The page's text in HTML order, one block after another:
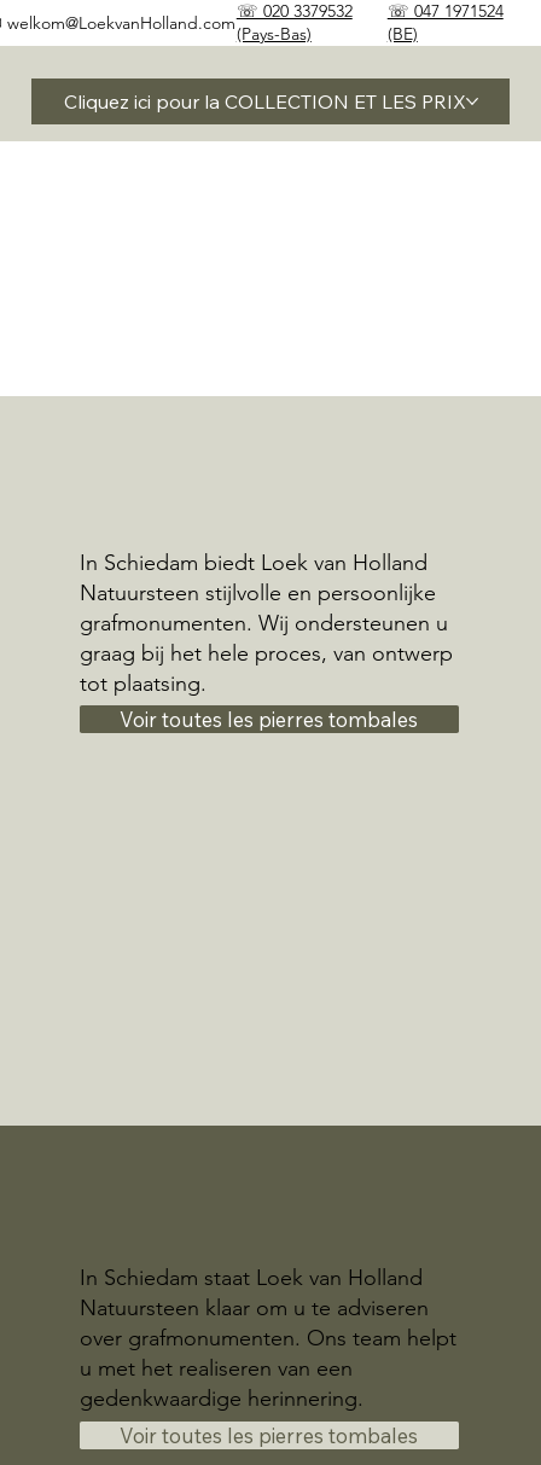
☏ 020 3379532
(Pays-Bas)
☏ 047 1971524
(BE)
welkom@LoekvanHolland.com
Cliquez ici pour la COLLECTION ET LES PRIX
In Schiedam biedt Loek van Holland
Natuursteen stijlvolle en persoonlijke
grafmonumenten. Wij ondersteunen u
graag bij het hele proces, van ontwerp
tot plaatsing.
Voir toutes les pierres tombales
In Schiedam staat Loek van Holland
Natuursteen klaar om u te adviseren
over grafmonumenten. Ons team helpt
u met het realiseren van een
gedenkwaardige herinnering.
Voir toutes les pierres tombales